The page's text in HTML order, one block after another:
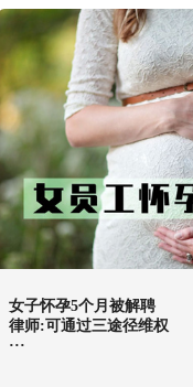
女子怀孕5个月被解聘
律师:可通过三途径维权
···